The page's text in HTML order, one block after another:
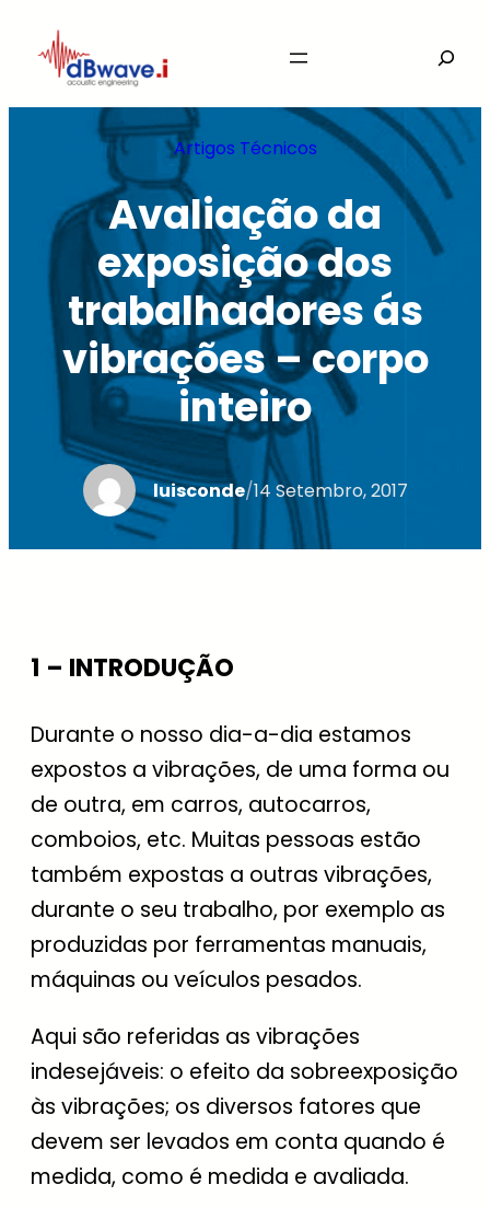
Saltar
para
conteúdo
Search
Artigos Técnicos
Avaliação da
exposição dos
trabalhadores ás
vibrações – corpo
inteiro
luisconde/14 Setembro, 2017
1 – INTRODUÇÃO
Durante o nosso dia-a-dia estamos
expostos a vibrações, de uma forma ou
de outra, em carros, autocarros,
comboios, etc. Muitas pessoas estão
também expostas a outras vibrações,
durante o seu trabalho, por exemplo as
produzidas por ferramentas manuais,
máquinas ou veículos pesados.
Aqui são referidas as vibrações
indesejáveis: o efeito da sobreexposição
às vibrações; os diversos fatores que
devem ser levados em conta quando é
medida, como é medida e avaliada.